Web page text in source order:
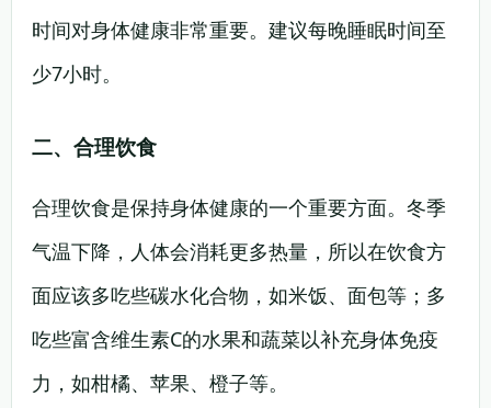
时间对身体健康非常重要。建议每晚睡眠时间至
少7小时。
二、合理饮食
合理饮食是保持身体健康的一个重要方面。冬季
气温下降，人体会消耗更多热量，所以在饮食方
面应该多吃些碳水化合物，如米饭、面包等；多
吃些富含维生素C的水果和蔬菜以补充身体免疫
力，如柑橘、苹果、橙子等。